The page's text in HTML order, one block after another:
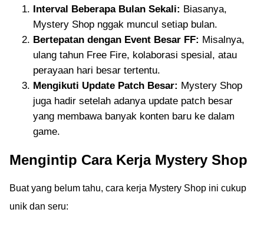
Interval Beberapa Bulan Sekali: Biasanya,
Mystery Shop nggak muncul setiap bulan.
Bertepatan dengan Event Besar FF: Misalnya,
ulang tahun Free Fire, kolaborasi spesial, atau
perayaan hari besar tertentu.
Mengikuti Update Patch Besar: Mystery Shop
juga hadir setelah adanya update patch besar
yang membawa banyak konten baru ke dalam
game.
Mengintip Cara Kerja Mystery Shop
Buat yang belum tahu, cara kerja Mystery Shop ini cukup
unik dan seru: